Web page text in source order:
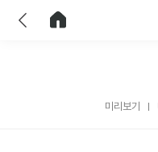
미리보기